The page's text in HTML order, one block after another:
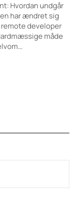
Hvordan undgår
har ændret sig
developer
måde